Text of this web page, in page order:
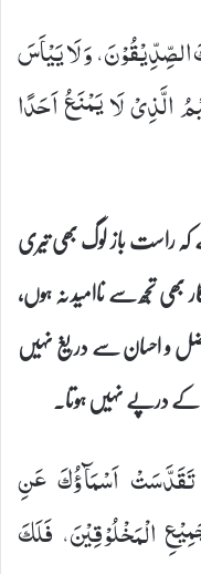
الصِّدِّیْقُوْنَ، وَ لَا یَیْاَسَ
الَّذِیْ لَا یَمْنَعُ اَحَدًا
راست باز لوگ بھی تیری
بھی تجھ سے ناامید نہ ہوں،
و احسان سے دریغ نہیں
کے درپے نہیں ہوتا۔
تَقَدَّسَتْ اَسْمَآؤُكَ عَنِ
الْمَخْلُوْقِیْنَ، فَلَكَ